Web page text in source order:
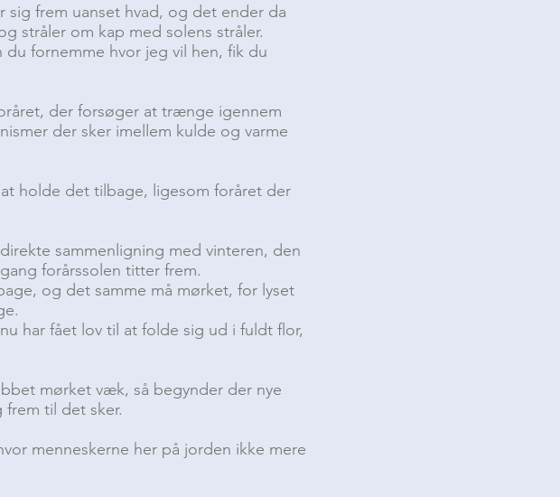
frem uanset hvad, og det ender da
stråler om kap med solens stråler.
fornemme hvor jeg vil hen, fik du
der forsøger at trænge igennem
der sker imellem kulde og varme
holde det tilbage, ligesom foråret der
sammenligning med vinteren, den
forårssolen titter frem.
og det samme må mørket, for lyset
har fået lov til at folde sig ud i fuldt flor,
mørket væk, så begynder der nye
til det sker.
menneskerne her på jorden ikke mere